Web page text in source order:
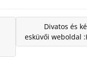
Divatos és
esküvői weboldal